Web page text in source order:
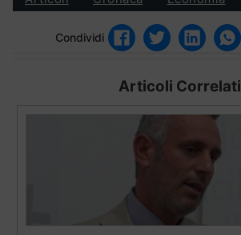
Condividi
Articoli Correlati